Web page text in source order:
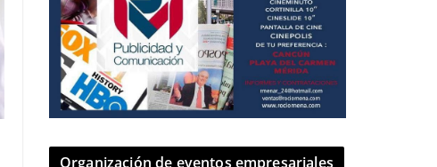
Organización de eventos empresariales